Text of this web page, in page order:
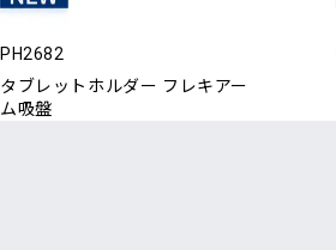
PH2682
タブレットホルダー フレキアー
ム吸盤